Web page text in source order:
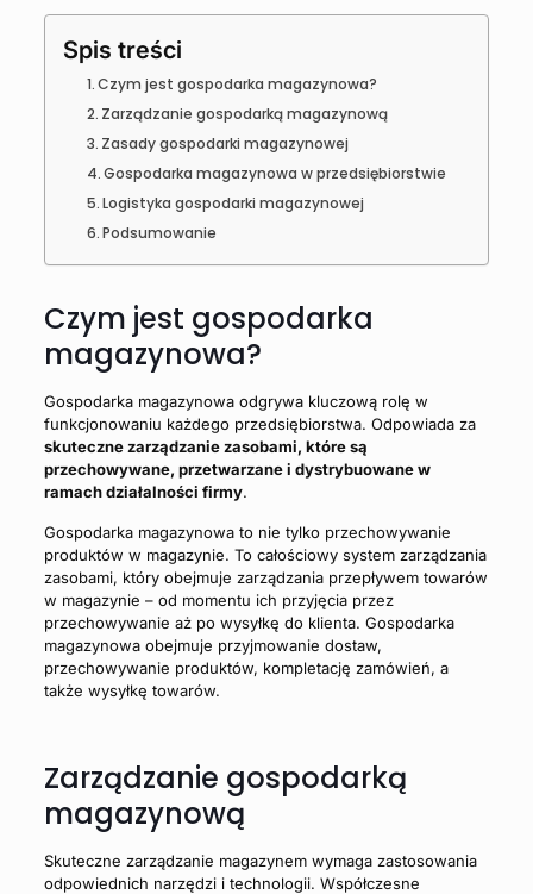
Spis treści
Czym jest gospodarka magazynowa?
Zarządzanie gospodarką magazynową
Zasady gospodarki magazynowej
Gospodarka magazynowa w przedsiębiorstwie
Logistyka gospodarki magazynowej
Podsumowanie
Czym jest gospodarka
magazynowa?
Gospodarka magazynowa odgrywa kluczową rolę w
funkcjonowaniu każdego przedsiębiorstwa. Odpowiada za
skuteczne zarządzanie zasobami, które są
przechowywane, przetwarzane i dystrybuowane w
ramach działalności firmy.
Gospodarka magazynowa to nie tylko przechowywanie
produktów w magazynie. To całościowy system zarządzania
zasobami, który obejmuje zarządzania przepływem towarów
w magazynie – od momentu ich przyjęcia przez
przechowywanie aż po wysyłkę do klienta. Gospodarka
magazynowa obejmuje przyjmowanie dostaw,
przechowywanie produktów, kompletację zamówień, a
także wysyłkę towarów.
Zarządzanie gospodarką
magazynową
Skuteczne zarządzanie magazynem wymaga zastosowania
odpowiednich narzędzi i technologii. Współczesne